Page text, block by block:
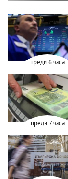
преди 6 часа
преди 7 часа